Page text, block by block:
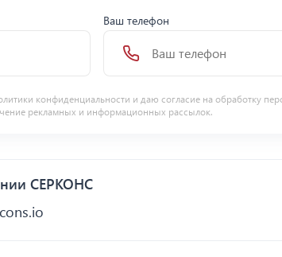
Ваш телефон
конфиденциальности и даю согласие на обработку
рекламных и информационных рассылок.
СЕРКОНС